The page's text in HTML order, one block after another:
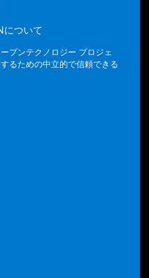
について
プンテクノロジー プロジェ
るための中立的で信頼できる